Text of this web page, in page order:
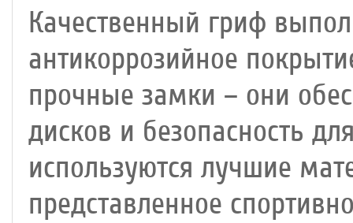
Качественный гриф
антикоррозийное
прочные замки – они
дисков и безопасность
используются лучшие
представленное